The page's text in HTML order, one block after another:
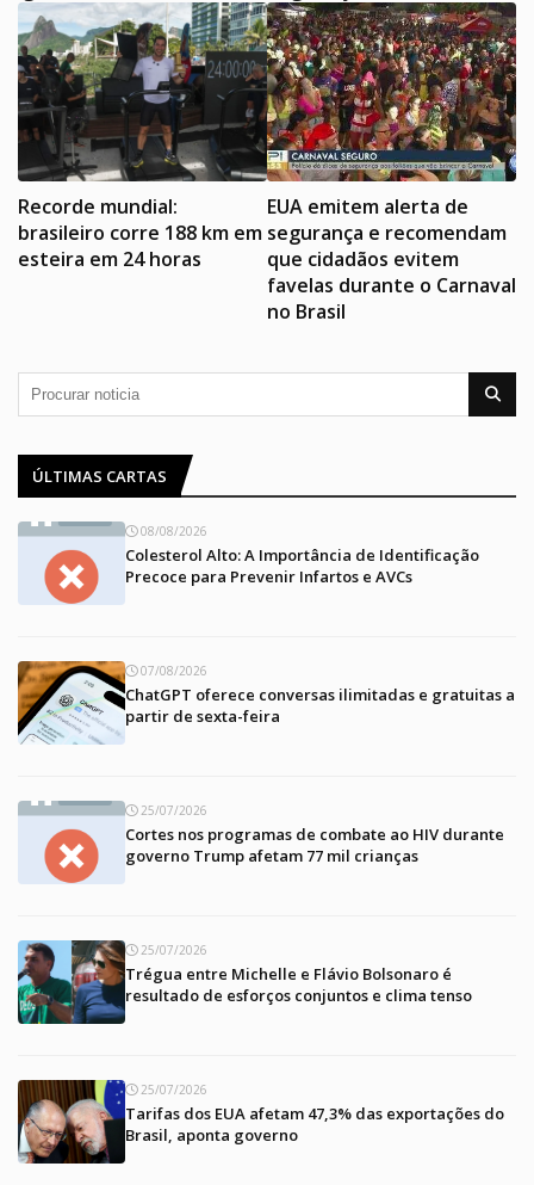
Recorde mundial:
brasileiro corre 188 km em
esteira em 24 horas
EUA emitem alerta de
segurança e recomendam
que cidadãos evitem
favelas durante o Carnaval
no Brasil
ÚLTIMAS CARTAS
08/08/2026
Colesterol Alto: A Importância de Identificação
Precoce para Prevenir Infartos e AVCs
07/08/2026
ChatGPT oferece conversas ilimitadas e gratuitas a
partir de sexta-feira
25/07/2026
Cortes nos programas de combate ao HIV durante
governo Trump afetam 77 mil crianças
25/07/2026
Trégua entre Michelle e Flávio Bolsonaro é
resultado de esforços conjuntos e clima tenso
25/07/2026
Tarifas dos EUA afetam 47,3% das exportações do
Brasil, aponta governo